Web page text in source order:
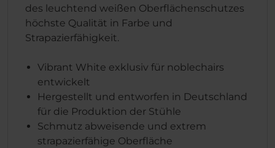
des leuchtend weißen Oberflächenschutzes
höchste Qualität in Farbe und
Strapazierfähigkeit.
Vibrant White exklusiv für noblechairs
entwickelt
Hergestellt und entworfen in Deutschland
für die Produktion der Stühle
Schmutz abweisende und extrem
strapazierfähige Oberfläche